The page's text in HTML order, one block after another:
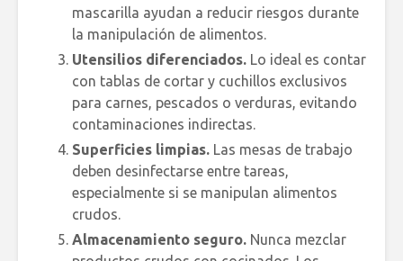
mascarilla ayudan a reducir riesgos durante
la manipulación de alimentos.
Utensilios diferenciados. Lo ideal es contar
con tablas de cortar y cuchillos exclusivos
para carnes, pescados o verduras, evitando
contaminaciones indirectas.
Superficies limpias. Las mesas de trabajo
deben desinfectarse entre tareas,
especialmente si se manipulan alimentos
crudos.
Almacenamiento seguro. Nunca mezclar